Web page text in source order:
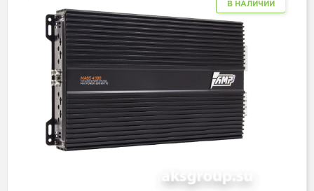
В НАЛИЧИИ